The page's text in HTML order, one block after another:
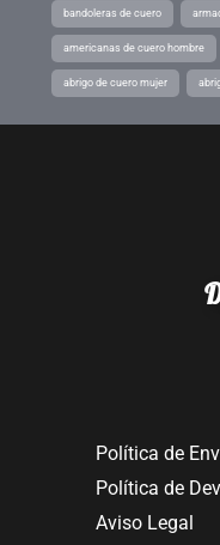
bandoleras de cuero
americanas de cuero hombre
abrigo de cuero mujer
Política de
Política de
Aviso Legal